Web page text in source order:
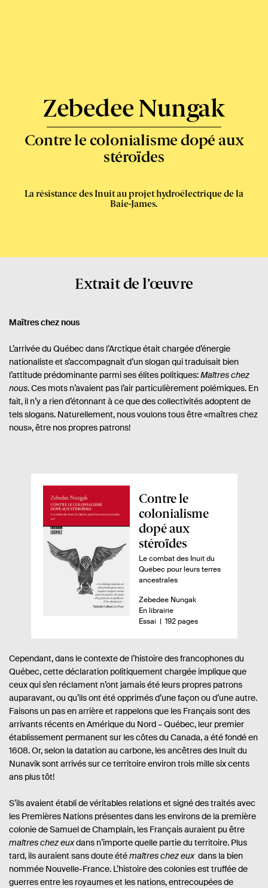
Zebedee Nungak-
Contre le colonialisme dopé aux
stéroïdes
La résistance des Inuit au projet hydroélectrique de la
Baie-James.
Extrait de l’œuvre
Maîtres chez nous
L’arrivée du Québec dans l’Arctique était chargée d’énergie
nationaliste et s’accompagnait d’un slogan qui traduisait bien
l’attitude prédominante parmi ses élites politiques:Maîtres chez
nous. Ces mots n’avaient pas l’air particulièrement polémiques. En
fait, il n’y a rien d’étonnant à ce que des collectivités adoptent de
tels slogans. Naturellement, nous voulons tous être «maîtres chez
nous», être nos propres patrons!
A
p
e
r
ç
u
u
l
r
e
:
Contre le
colonialisme
dopé aux
stéroïdes
Le combat des Inuit du
Québec pour leurs terres
ancestrales
A
u
t
r
.
e
.
s
Zebedee Nungak
D
i
o
n
i
b
i
l
é
En librairie
n
b
r
e
d
e
p
g
e
s
Essai- 192 pages
Cependant, dans le contexte de l’histoire des francophones du
Québec, cette déclaration politiquement chargée implique que
ceux qui s’en réclament n’ont jamais été leurs propres patrons
auparavant, ou qu’ils ont été opprimés d’une façon ou d’une autre.
Faisons un pas en arrière et rappelons que les Français sont des
arrivants récents en Amérique du Nord – Québec, leur premier
établissement permanent sur les côtes du Canada, a été fondé en
1608. Or, selon la datation au carbone, les ancêtres des Inuit du
Nunavik sont arrivés sur ce territoire environ trois mille six cents
ans plus tôt!
S’ils avaient établi de véritables relations et signé des traités avec
les Premières Nations présentes dans les environs de la première
colonie de Samuel de Champlain, les Français auraient pu être
maîtres chez euxdans n’importe quelle partie du territoire. Plus
tard, ils auraient sans doute étémaîtres chez euxdans la bien
nommée Nouvelle-France. L’histoire des colonies est truffée de
guerres entre les royaumes et les nations, entrecoupées de